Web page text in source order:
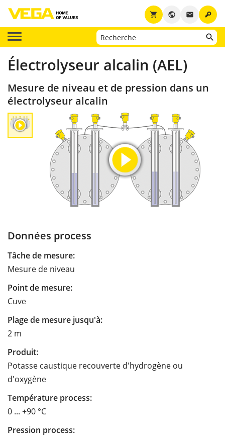
key
email
public
shopping_cart
Électrolyseur alcalin (AEL)
Mesure de niveau et de pression dans un
électrolyseur alcalin
Données process
Tâche de mesure:
Mesure de niveau
Point de mesure:
Cuve
Plage de mesure jusqu'à:
2 m
Produit:
Potasse caustique recouverte d'hydrogène ou
d'oxygène
Température process:
0 ... +90 °C
Pression process: